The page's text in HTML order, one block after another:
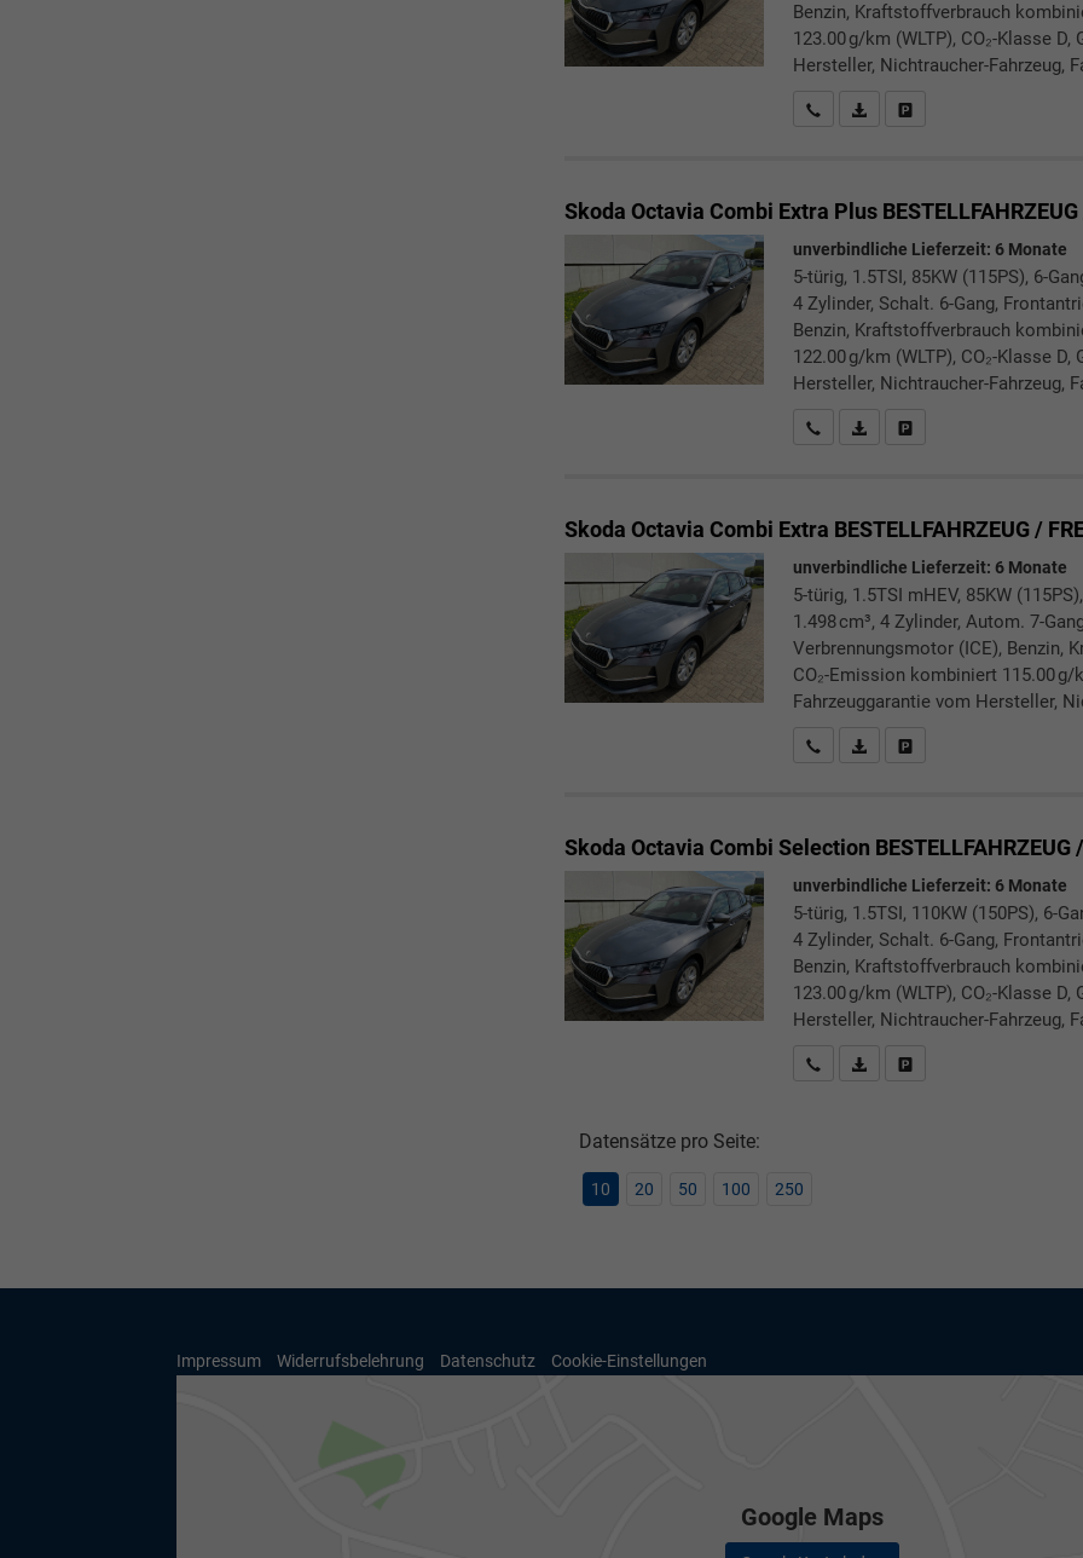
Benzin, Kraftstoffverbrauch
123.00 g/km (WLTP), CO₂-Klasse
Hersteller, Nichtraucher-Fahrzeug,
Rückrufbitte absenden
PDF-Datei, Fahrzeugexposé
Drucken, parken oder
Skoda Octavia Combi Extra Plus
unverbindliche Lieferzeit: 6 Monate
5-türig, 1.5TSI, 85KW (115PS), 6-
4 Zylinder, Schalt. 6-Gang,
Benzin, Kraftstoffverbrauch
122.00 g/km (WLTP), CO₂-Klasse
Hersteller, Nichtraucher-Fahrzeug,
Rückrufbitte absenden
PDF-Datei, Fahrzeugexposé
Drucken, parken oder
Skoda Octavia Combi Extra BESTELLFAHRZEUG /
unverbindliche Lieferzeit: 6 Monate
5-türig, 1.5TSI mHEV, 85KW
1.498 cm³, 4 Zylinder, Autom. 7-
Verbrennungsmotor (ICE), Benzin,
CO₂-Emission kombiniert 115.00 g/
Fahrzeuggarantie vom Hersteller,
Rückrufbitte absenden
PDF-Datei, Fahrzeugexposé
Drucken, parken oder
Skoda Octavia Combi Selection BESTELLFAHRZEUG
unverbindliche Lieferzeit: 6 Monate
5-türig, 1.5TSI, 110KW (150PS), 6-
4 Zylinder, Schalt. 6-Gang,
Benzin, Kraftstoffverbrauch
123.00 g/km (WLTP), CO₂-Klasse
Hersteller, Nichtraucher-Fahrzeug,
Rückrufbitte absenden
PDF-Datei, Fahrzeugexposé
Drucken, parken oder
Datensätze pro Seite:
10 20 50 100 250
Impressum Widerrufsbelehrung Datenschutz Cookie-Einstellungen
Google Maps